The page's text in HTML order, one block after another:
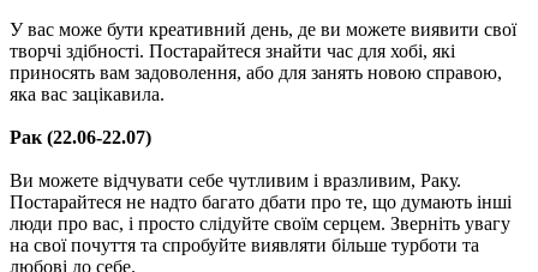
У вас може бути креативний день, де ви можете виявити свої
творчі здібності. Постарайтеся знайти час для хобі, які
приносять вам задоволення, або для занять новою справою,
яка вас зацікавила.
Рак (22.06-22.07)
Ви можете відчувати себе чутливим і вразливим, Раку.
Постарайтеся не надто багато дбати про те, що думають інші
люди про вас, і просто слідуйте своїм серцем. Зверніть увагу
на свої почуття та спробуйте виявляти більше турботи та
любові до себе.